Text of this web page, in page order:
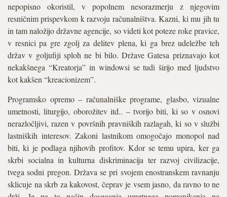
nepopisno okoristil, v popolnem nesorazmerju z njegovim
resničnim prispevkom k razvoju računalništva. Kazni, ki mu jih tu
in tam naložijo državne agencije, so videti kot poteze roke pravice,
v resnici pa gre zgolj za delitev plena, ki ga brez udeležbe teh
držav v goljufiji sploh ne bi bilo. Države Gatesa priznavajo kot
nekakšnega “Kreatorja” in windowsi se tudi širijo med ljudstvo
kot kakšen “kreacionizem”.
Programsko opremo – računalniške programe, glasbo, vizualne
umetnosti, liturgijo, oborožitev itd.. – tvorijo biti, ki so v osnovi
nerazločljivi, razen v površnih pravniških razlagah, ki so v službi
lastniških interesov. Zakoni lastnikom omogočajo monopol nad
biti, ki je podlaga njihovih profitov. Kdor se temu upira, ker ga
skrbi socialna in kulturna diskriminacija ter razvoj civilizacije,
tvega sodni pregon. Država se pri svojem enostranskem ravnanju
sklicuje na skrb za kakovost, čeprav je vsem jasno, da ravno to ne